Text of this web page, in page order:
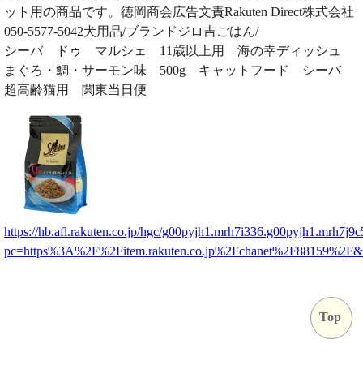
ット用の商品です。徳岡商会広告文責Rakuten Direct株式会社
050-5577-5042犬用品/ブランドジロ吉ごはん/
シーバ ドゥ マルシェ 11歳以上用 海の幸ディッシュ
まぐろ・鯛・サーモン味 500g キャットフード シーバ
超高齢猫用 関東当日便
https://hb.afl.rakuten.co.jp/hgc/
Top